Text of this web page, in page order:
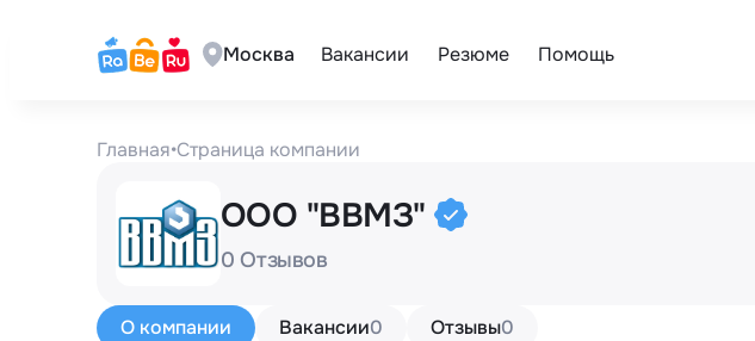
Москва Вакансии Резюме Помощь
Главная•Страница компании
ООО "ВВМЗ"
0 Отзывов
О компании Вакансии0 Отзывы0